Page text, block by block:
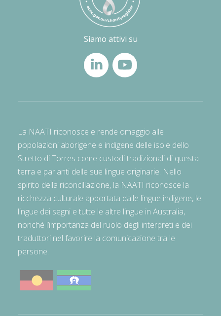
Siamo attivi su
La NAATI riconosce e rende omaggio alle
popolazioni aborigene e indigene delle isole dello
Stretto di Torres come custodi tradizionali di questa
terra e parlanti delle sue lingue originarie. Nello
spirito della riconciliazione, la NAATI riconosce la
ricchezza culturale apportata dalle lingue indigene, le
lingue dei segni e tutte le altre lingue in Australia,
nonché l’importanza del ruolo degli interpreti e dei
traduttori nel favorire la comunicazione tra le
persone.